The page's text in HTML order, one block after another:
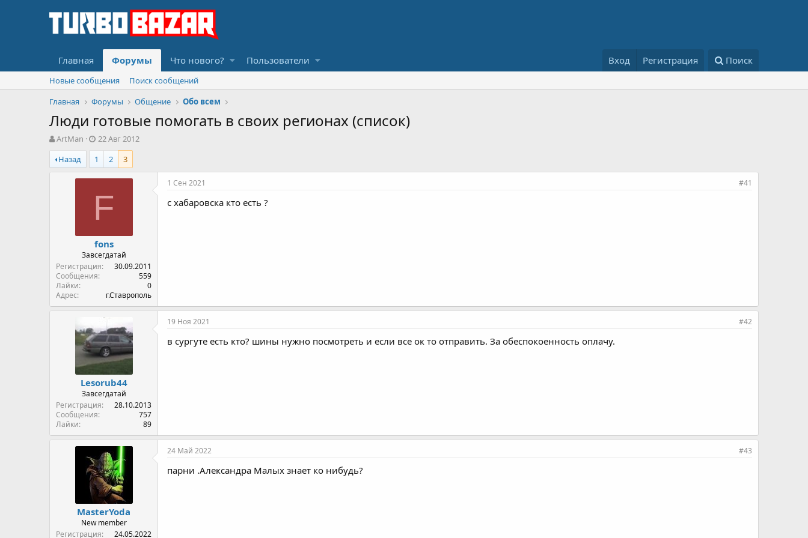
Главная Форумы Что нового? Пользователи Вход Регистрация Поиск
Новые сообщения
Поиск сообщений
Главная
Форумы Общение Обо всем
Люди готовые помогать в своих регионах (список)
А
в
т
о
ArtMan
Д
а
т
а
н
а
а
22 Авг 2012
Назад
1 2 3
F
fons
Завсегдатай
Регистрация
30.09.2011
Сообщения
559
Лайки
0
Адрес
г.Ставрополь
1 Сен 2021 #41
с хабаровска кто есть ?
Lesorub44
Завсегдатай
Регистрация
28.10.2013
Сообщения
757
Лайки
89
19 Ноя 2021 #42
в сургуте есть кто? шины нужно посмотреть и если все ок то отправить. За обеспокоенность оплачу.
MasterYoda
New member
Регистрация
24.05.2022
24 Май 2022 #43
парни .Александра Малых знает ко нибудь?